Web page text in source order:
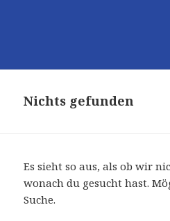
Nichts gefunden
Es sieht so aus, als ob wir
wonach du gesucht hast.
Suche.